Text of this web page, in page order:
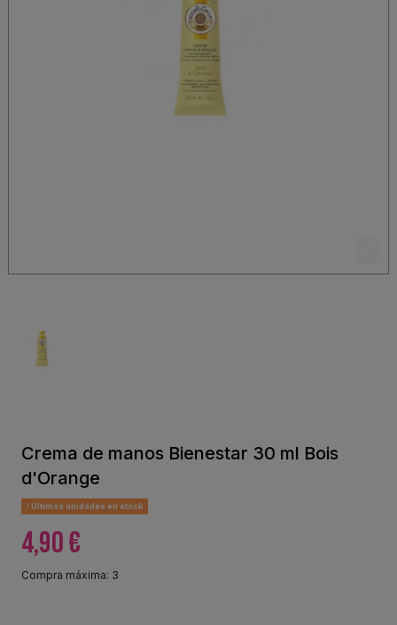
Crema de manos Bienestar 30 ml Bois
d'Orange
Últimas unidades en stock
4,90 €
Compra máxima: 3